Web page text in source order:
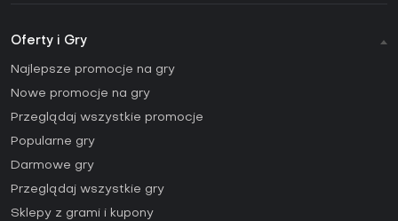
Oferty i Gry
Najlepsze promocje na gry
Nowe promocje na gry
Przeglądaj wszystkie promocje
Popularne gry
Darmowe gry
Przeglądaj wszystkie gry
Sklepy z grami i kupony